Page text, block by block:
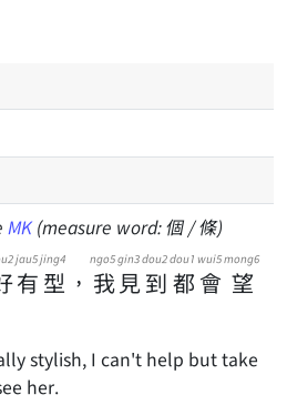
MK(measure word: 個 / 條)
有
jau5
型
jing4
， 我
ngo5
見
gin3
到
dou2
都
dou1
會
wui5
望
mong6
stylish, I can't help but take
her.